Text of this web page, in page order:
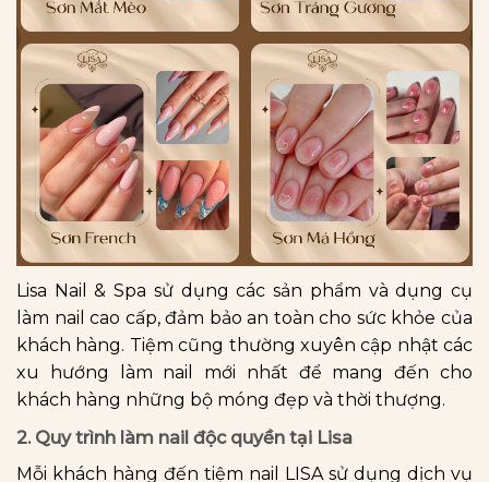
Lisa Nail & Spa sử dụng các sản phẩm và dụng cụ
làm nail cao cấp, đảm bảo an toàn cho sức khỏe của
khách hàng. Tiệm cũng thường xuyên cập nhật các
xu hướng làm nail mới nhất để mang đến cho
khách hàng những bộ móng đẹp và thời thượng.
2. Quy trình làm nail độc quyền tại Lisa
Mỗi khách hàng đến tiệm nail LISA sử dụng dịch vụ